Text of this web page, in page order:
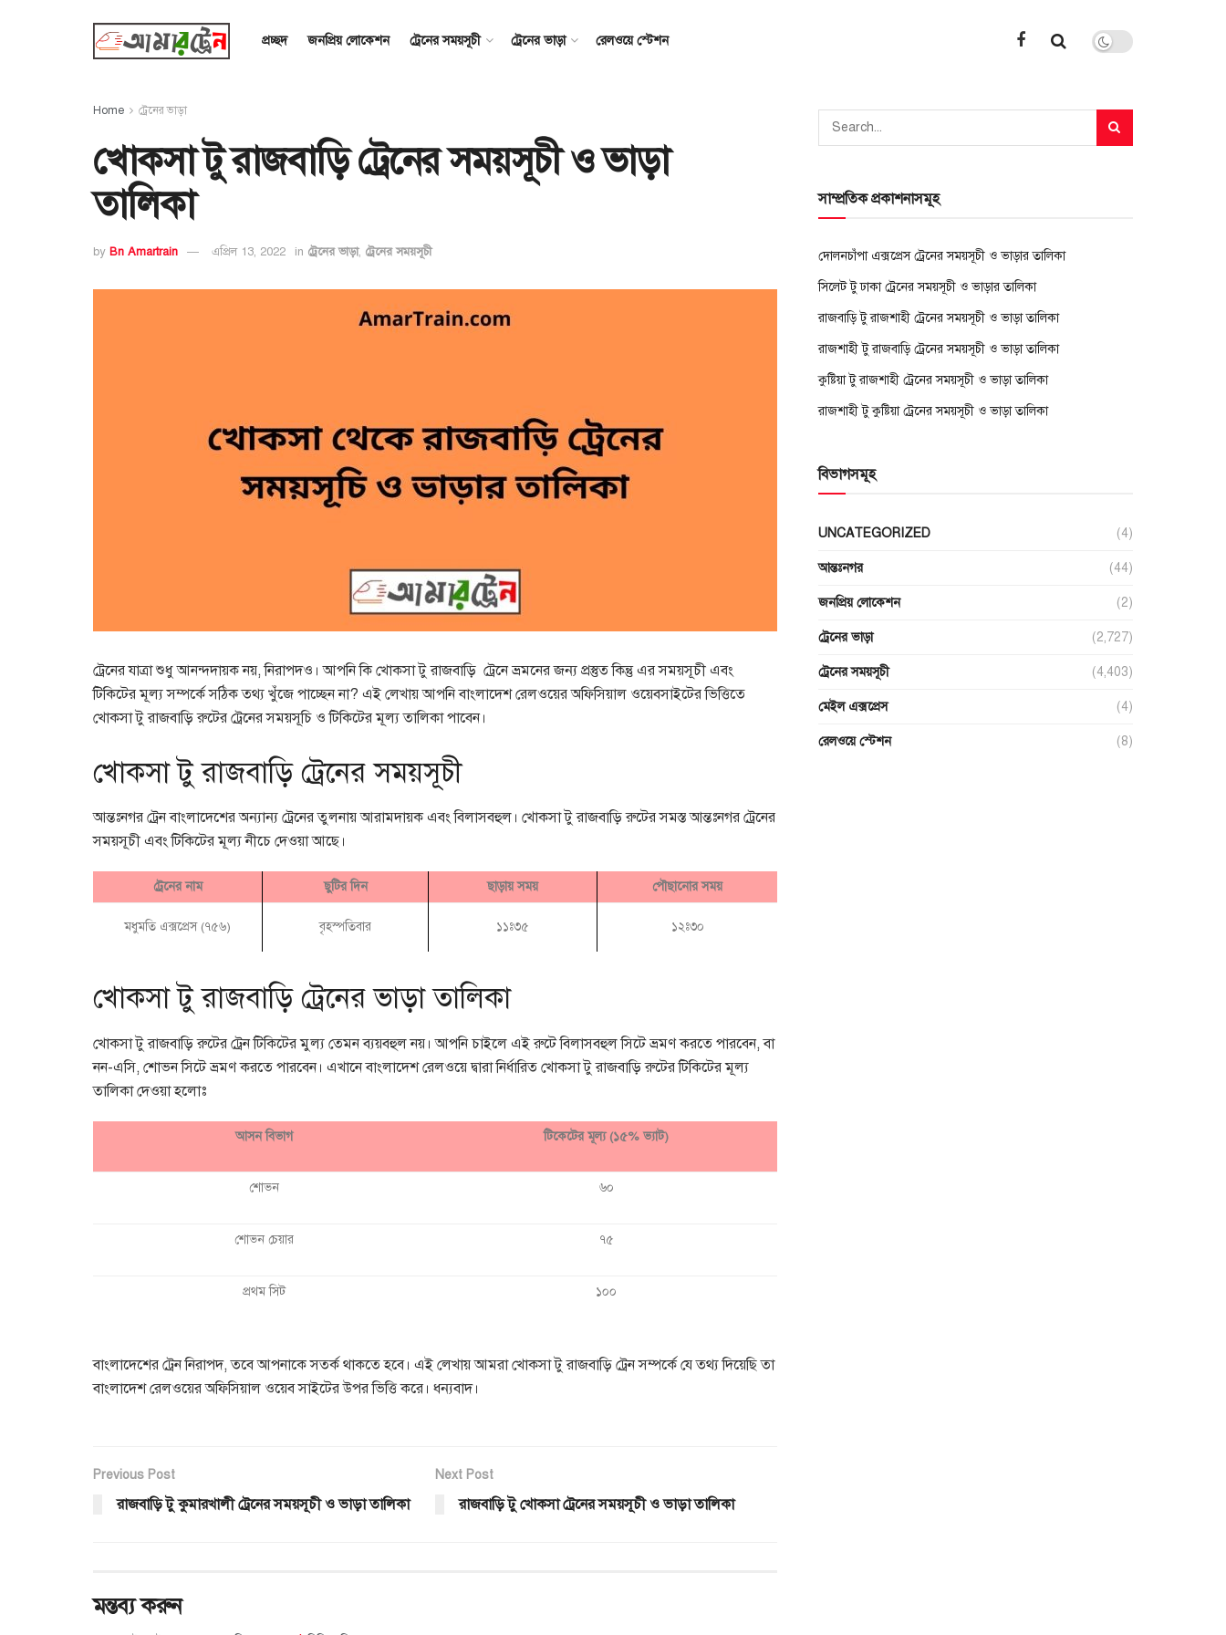
প্রচ্ছদ জনপ্রিয় লোকেশন ট্রেনের সময়সূচী ট্রেনের ভাড়া রেলওয়ে স্টেশন
Home ট্রেনের ভাড়া
খোকসা টু রাজবাড়ি ট্রেনের সময়সূচী ও ভাড়া
তালিকা
by Bn Amartrain এপ্রিল 13, 2022 in ট্রেনের ভাড়া, ট্রেনের সময়সূচী
ট্রেনের যাত্রা শুধু আনন্দদায়ক নয়, নিরাপদও। আপনি কি খোকসা টু রাজবাড়ি ট্রেনে ভ্রমনের জন্য প্রস্তুত কিন্তু এর সময়সূচী এবং
টিকিটের মূল্য সম্পর্কে সঠিক তথ্য খুঁজে পাচ্ছেন না? এই লেখায় আপনি বাংলাদেশ রেলওয়ের অফিসিয়াল ওয়েবসাইটের ভিত্তিতে
খোকসা টু রাজবাড়ি রুটের ট্রেনের সময়সূচি ও টিকিটের মূল্য তালিকা পাবেন।
খোকসা টু রাজবাড়ি ট্রেনের সময়সূচী
আন্তঃনগর ট্রেন বাংলাদেশের অন্যান্য ট্রেনের তুলনায় আরামদায়ক এবং বিলাসবহুল। খোকসা টু রাজবাড়ি রুটের সমস্ত আন্তঃনগর ট্রেনের
সময়সূচী এবং টিকিটের মূল্য নীচে দেওয়া আছে।
ট্রেনের নাম ছুটির দিন ছাড়ায় সময় পৌছানোর সময়
মধুমতি এক্সপ্রেস (৭৫৬) বৃহস্পতিবার ১১ঃ৩৫ ১২ঃ৩০
খোকসা টু রাজবাড়ি ট্রেনের ভাড়া তালিকা
খোকসা টু রাজবাড়ি রুটের ট্রেন টিকিটের মুল্য তেমন ব্যয়বহুল নয়। আপনি চাইলে এই রুটে বিলাসবহুল সিটে ভ্রমণ করতে পারবেন, বা
নন-এসি, শোভন সিটে ভ্রমণ করতে পারবেন। এখানে বাংলাদেশ রেলওয়ে দ্বারা নির্ধারিত খোকসা টু রাজবাড়ি রুটের টিকিটের মূল্য
তালিকা দেওয়া হলোঃ
আসন বিভাগ টিকেটের মূল্য (১৫% ভ্যাট)
শোভন ৬০
শোভন চেয়ার ৭৫
প্রথম সিট ১০০
বাংলাদেশের ট্রেন নিরাপদ, তবে আপনাকে সতর্ক থাকতে হবে। এই লেখায় আমরা খোকসা টু রাজবাড়ি ট্রেন সম্পর্কে যে তথ্য দিয়েছি তা
বাংলাদেশ রেলওয়ের অফিসিয়াল ওয়েব সাইটের উপর ভিত্তি করে। ধন্যবাদ।
Previous Post
রাজবাড়ি টু কুমারখালী ট্রেনের সময়সূচী ও ভাড়া তালিকা
Next Post
রাজবাড়ি টু খোকসা ট্রেনের সময়সূচী ও ভাড়া তালিকা
মন্তব্য করুন
সাম্প্রতিক প্রকাশনাসমূহ
দোলনচাঁপা এক্সপ্রেস ট্রেনের সময়সূচী ও ভাড়ার তালিকা
সিলেট টু ঢাকা ট্রেনের সময়সূচী ও ভাড়ার তালিকা
রাজবাড়ি টু রাজশাহী ট্রেনের সময়সূচী ও ভাড়া তালিকা
রাজশাহী টু রাজবাড়ি ট্রেনের সময়সূচী ও ভাড়া তালিকা
কুষ্টিয়া টু রাজশাহী ট্রেনের সময়সূচী ও ভাড়া তালিকা
রাজশাহী টু কুষ্টিয়া ট্রেনের সময়সূচী ও ভাড়া তালিকা
বিভাগসমূহ
UNCATEGORIZED (4)
আন্তঃনগর (44)
জনপ্রিয় লোকেশন (2)
ট্রেনের ভাড়া (2,727)
ট্রেনের সময়সূচী (4,403)
মেইল এক্সপ্রেস (4)
রেলওয়ে স্টেশন (8)